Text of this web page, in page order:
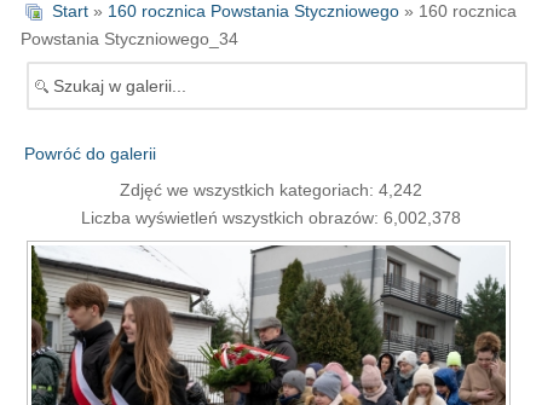
Start » 160 rocznica Powstania Styczniowego » 160 rocznica
Powstania Styczniowego_34
Powróć do galerii
Zdjęć we wszystkich kategoriach: 4,242
Liczba wyświetleń wszystkich obrazów: 6,002,378